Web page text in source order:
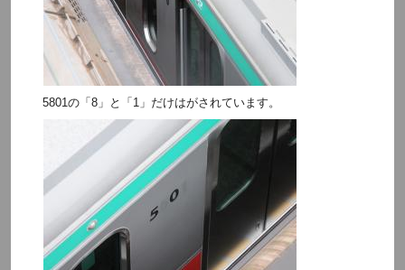
5801の「8」と「1」だけはがされています。